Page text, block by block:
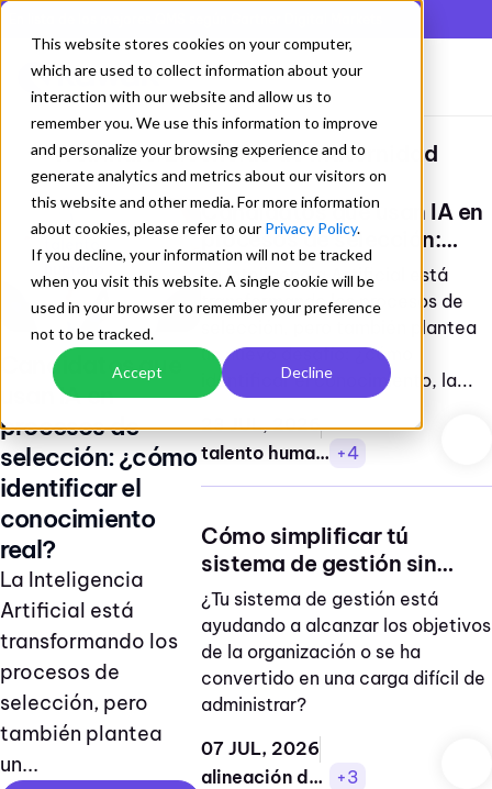
This website stores cookies on your computer,
which are used to collect information about your
interaction with our website and allow us to
remember you. We use this information to improve
and personalize your browsing experience and to
generate analytics and metrics about our visitors on
this website and other media. For more information
about cookies, please refer to our Privacy Policy.
If you decline, your information will not be tracked
when you visit this website. A single cookie will be
used in your browser to remember your preference
not to be tracked.
Accept Decline
Webinars/Licencias de maternidad
talento
humano
+4
Candidatos que
usan IA en
procesos de
selección: ¿cómo
identificar el
conocimiento
real?
La Inteligencia
Artificial está
transformando los
procesos de
selección, pero
también plantea
un...
Candidatos que usan IA en
procesos de selección:
¿cómo identificar el
conocimiento real?
La Inteligencia Artificial está
transformando los procesos de
selección, pero también plantea
un nuevo desafío: ¿cómo
identificar el conocimiento, la...
23 JUL, 2026
talento humano +4
Cómo simplificar tú
sistema de gestión sin
perder cumplimiento
¿Tu sistema de gestión está
ayudando a alcanzar los objetivos
de la organización o se ha
convertido en una carga difícil de
administrar?
07 JUL, 2026
alineación de procesos
+3